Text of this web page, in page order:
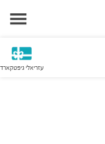
עזריאלי גיפטקארד